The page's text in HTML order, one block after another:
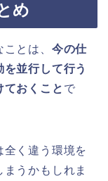
め
とは、 今の仕
並行して行う
ておくこと で
く違う環境を
うかもしれま